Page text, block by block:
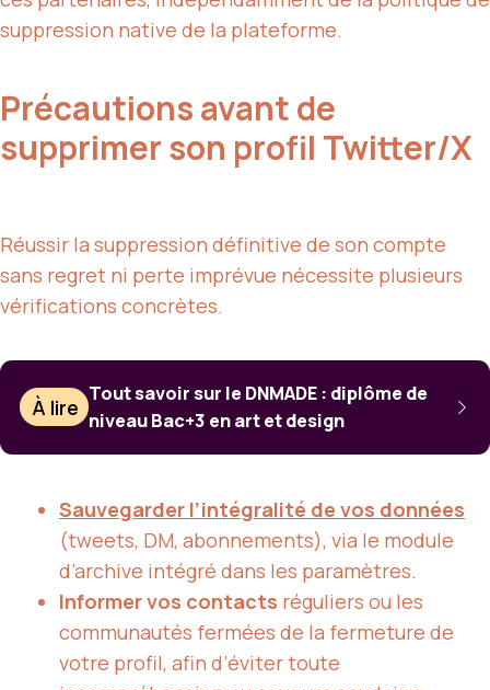
suppression native de la plateforme.
Précautions avant de
supprimer son profil Twitter/X
Réussir la suppression définitive de son compte
sans regret ni perte imprévue nécessite plusieurs
vérifications concrètes.
À lire
Tout savoir sur le DNMADE : diplôme de
niveau Bac+3 en art et design
Sauvegarder l’intégralité de vos données
(tweets, DM, abonnements), via le module
d’archive intégré dans les paramètres.
Informer vos contacts réguliers ou les
communautés fermées de la fermeture de
votre profil, afin d’éviter toute